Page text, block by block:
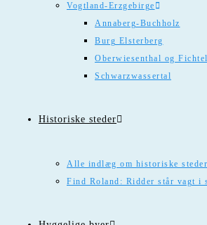
Vogtland-Erzgebirge
Annaberg-Buchholz
Burg Elsterberg
Oberwiesenthal og
Schwarzwassertal
Historiske steder
Alle indlæg om historiske steder
Find Roland: Ridder står vagt i